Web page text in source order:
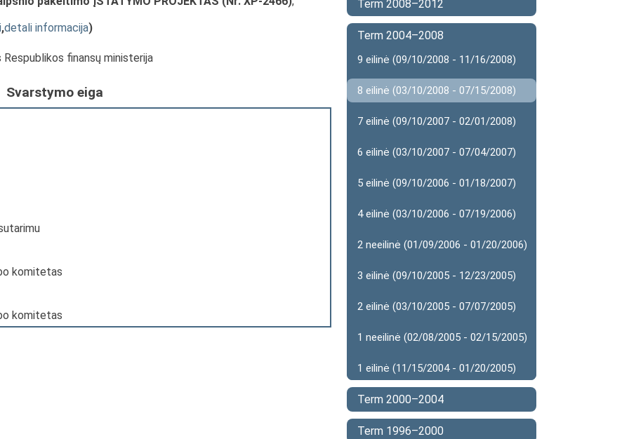
,detali informacija)
Respublikos finansų ministerija
Svarstymo eiga
komitetas
komitetas
Term 2008–2012
Term 2004–2008
9 eilinė (09/10/2008 - 11/16/2008)
8 eilinė (03/10/2008 - 07/15/2008)
7 eilinė (09/10/2007 - 02/01/2008)
6 eilinė (03/10/2007 - 07/04/2007)
5 eilinė (09/10/2006 - 01/18/2007)
4 eilinė (03/10/2006 - 07/19/2006)
2 neeilinė (01/09/2006 - 01/20/2006)
3 eilinė (09/10/2005 - 12/23/2005)
2 eilinė (03/10/2005 - 07/07/2005)
1 neeilinė (02/08/2005 - 02/15/2005)
1 eilinė (11/15/2004 - 01/20/2005)
Term 2000–2004
Term 1996–2000